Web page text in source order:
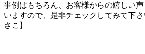
事例はもちろん、お客様からの嬉しい
いますので、是非チェックしてみて下
さこ】